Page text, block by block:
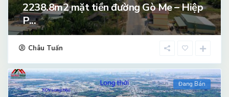
2238.8m2 mặt tiền đường Gò Me – Hiệp
P...
Châu Tuấn
Đang Bán